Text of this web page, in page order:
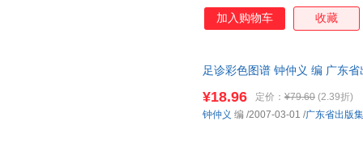
加入购物车 收藏
足诊彩色图谱 钟仲义 编 广东
¥18.96 定价： ¥79.60 (2.39折)
钟仲义 编 /2007-03-01 /广东省出版